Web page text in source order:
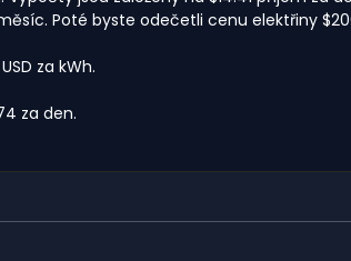
Poté byste odečetli cenu elektřiny
za kWh.
za den.